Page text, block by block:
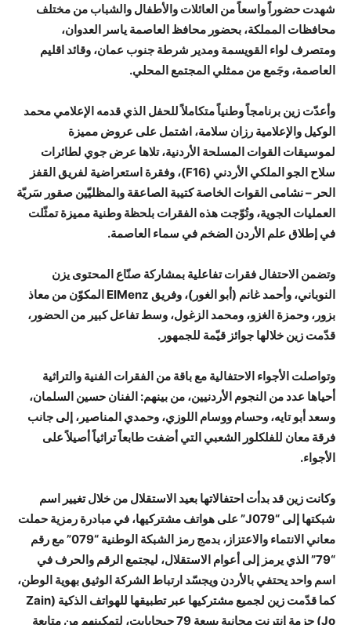
شهدت حضوراً واسعاً من العائلات والأطفال والشباب من مختلف
محافظات المملكة، بحضور محافظ العاصمة ياسر العدوان،
ومتصرف لواء القويسمة ومدير شرطة جنوب عمان، وقائد اقليم
العاصمة، وجَمع من ممثلي المجتمع المحلي.
وأعدّت زين برنامجاً وطنياً متكاملاً للحفل الذي قدمه الإعلامي محمد
الوكيل والإعلامية رزان سلامة، اشتمل على عروض مميزة
لموسيقات القوات المسلحة الأردنية، تلاها عرض جوي لطائرات
سلاح الجو الملكي الأردني (F16)، وفقرة استعراضية لفريق القفز
الحر – نشامى القوات الخاصة كتيبة الصاعقة والمظليّين صقور سَريّة
العمليات الجوية، وتُوّجت هذه الفقرات بلحظة وطنية مميزة تمثّلت
في إطلاق علم الأردن الضخم في سماء العاصمة.
وتضمن الاحتفال فقرات تفاعلية بمشاركة صنّاع المحتوى يزن
النوباني، وأحمد غانم (أبو الغور)، وفريق ElMenz المكوّن من معاذ
بزور، وحمزة الغزو، ومحمد الزغول، وسط تفاعل كبير من الحضور،
قدّمت زين خلالها جوائز قيّمة للجمهور.
وتواصلت الأجواء الاحتفالية مع باقة من الفقرات الفنية والتراثية
أحياها عدد من النجوم الأردنيين، من بينهم: الفنان حسين السلمان،
وسعد أبو تايه، وحسام ووسام اللوزي، وحمدي المناصير، إلى جانب
فرقة معان للفلكلور الشعبي التي أضفت طابعاً تراثياً أصيلاً على
الأجواء.
وكانت زين قد بدأت احتفالاتها بعيد الاستقلال من خلال تغيير اسم
شبكتها إلى “J079” على هواتف مشتركيها، في مبادرة رمزية حملت
معاني الانتماء والاعتزاز، بدمج رمز الشبكة الوطنية “079” مع رقم
“79” الذي يرمز إلى أعوام الاستقلال، ليجتمع الرقم والحرف في
اسم واحد يحتفي بالأردن ويجسّد ارتباط الشركة الوثيق بهوية الوطن،
كما قدّمت زين لجميع مشتركيها عبر تطبيقها للهواتف الذكية (Zain
Jo) حزمة إنترنت مجانية بسِعة 79 جيجابايت، لتمكينهم من متابعة